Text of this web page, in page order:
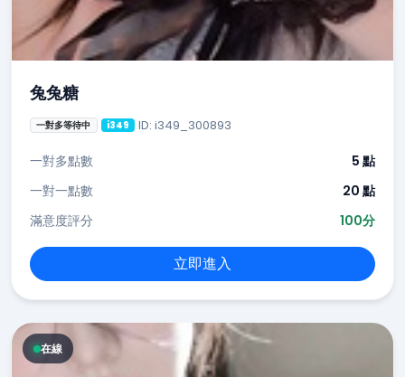
兔兔糖
一對多等待中 i349 ID: i349_300893
一對多點數
5 點
一對一點數
20 點
滿意度評分
100分
立即進入
在線